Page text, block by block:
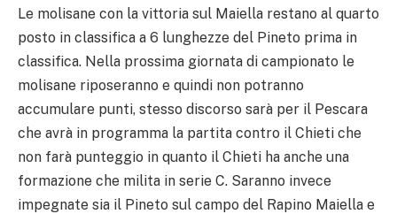
Le molisane con la vittoria sul Maiella restano al quarto
posto in classifica a 6 lunghezze del Pineto prima in
classifica. Nella prossima giornata di campionato le
molisane riposeranno e quindi non potranno
accumulare punti, stesso discorso sarà per il Pescara
che avrà in programma la partita contro il Chieti che
non farà punteggio in quanto il Chieti ha anche una
formazione che milita in serie C. Saranno invece
impegnate sia il Pineto sul campo del Rapino Maiella e